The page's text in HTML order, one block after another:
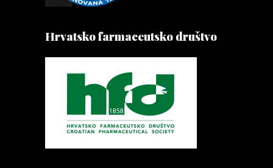
Hrvatsko farmaceutsko društvo